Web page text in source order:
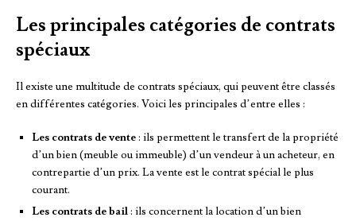
Les principales catégories de contrats
spéciaux
Il existe une multitude de contrats spéciaux, qui peuvent être classés
en différentes catégories. Voici les principales d’entre elles :
Les contrats de vente: ils permettent le transfert de la propriété
d’un bien (meuble ou immeuble) d’un vendeur à un acheteur, en
contrepartie d’un prix. La vente est le contrat spécial le plus
courant.
Les contrats de bail: ils concernent la location d’un bien